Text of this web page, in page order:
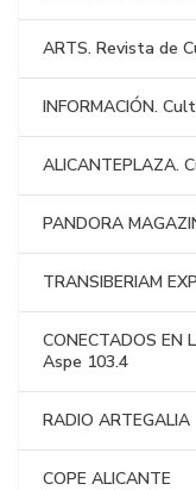
ARTS. Revista de
INFORMACIÓN.
ALICANTEPLAZA.
PANDORA
TRANSIBERIAM
CONECTADOS EN
Aspe 103.4
RADIO ARTEGALIA
COPE ALICANTE